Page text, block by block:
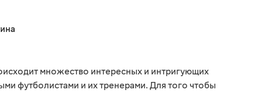
множество интересных и интригующих
футболистами и их тренерами. Для того чтобы